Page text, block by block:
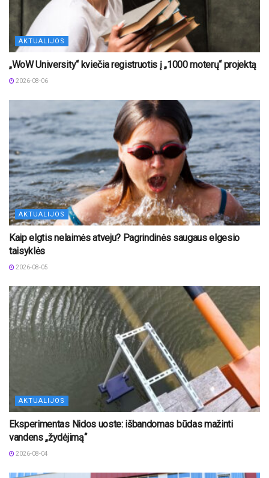
AKTUALIJOS
„WoW University“ kviečia registruotis į „1000 moterų“ projektą
2026-08-06
AKTUALIJOS
Kaip elgtis nelaimės atveju? Pagrindinės saugaus elgesio
taisyklės
2026-08-05
AKTUALIJOS
Eksperimentas Nidos uoste: išbandomas būdas mažinti
vandens „žydėjimą“
2026-08-04